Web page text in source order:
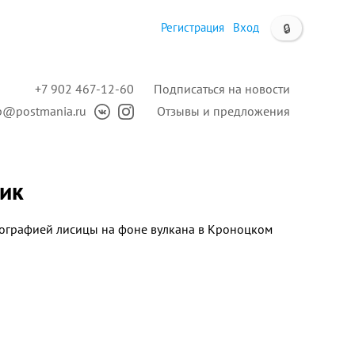
🔒
Регистрация Вход
Подписаться на новости
Отзывы и предложения
+7 902 467-12-60
лисицы на фоне вулкана в Кроноцком